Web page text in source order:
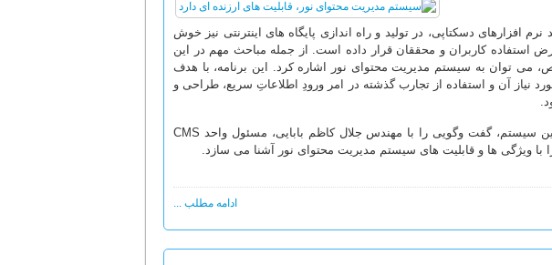
افزارهای دسکتاپی، در تولید و راه اندازی پایگاه های اینترنتی نیز خوش
استفاده کاربران و محققان قرار داده است. از جمله مباحث مهم در این
توان به سیستم مدیریت محتوای نور اشاره کرد. این برنامه، با هدف
نیاز آن و استفاده از تجارب گذشته در امر ورودِ اطلاعاتِ سریع، طراحی و
جهت آشنایی بیشتر با قابلیت های ارزنده و کاربردی این سیستم، گفت وگویی را با مهندس جلال کاظم بابایی، مسئول واحد CMS
با ویژگی ها و قابلیت های سیستم مدیریت محتوای نور آشنا می سازد.
ادامه مطلب ...